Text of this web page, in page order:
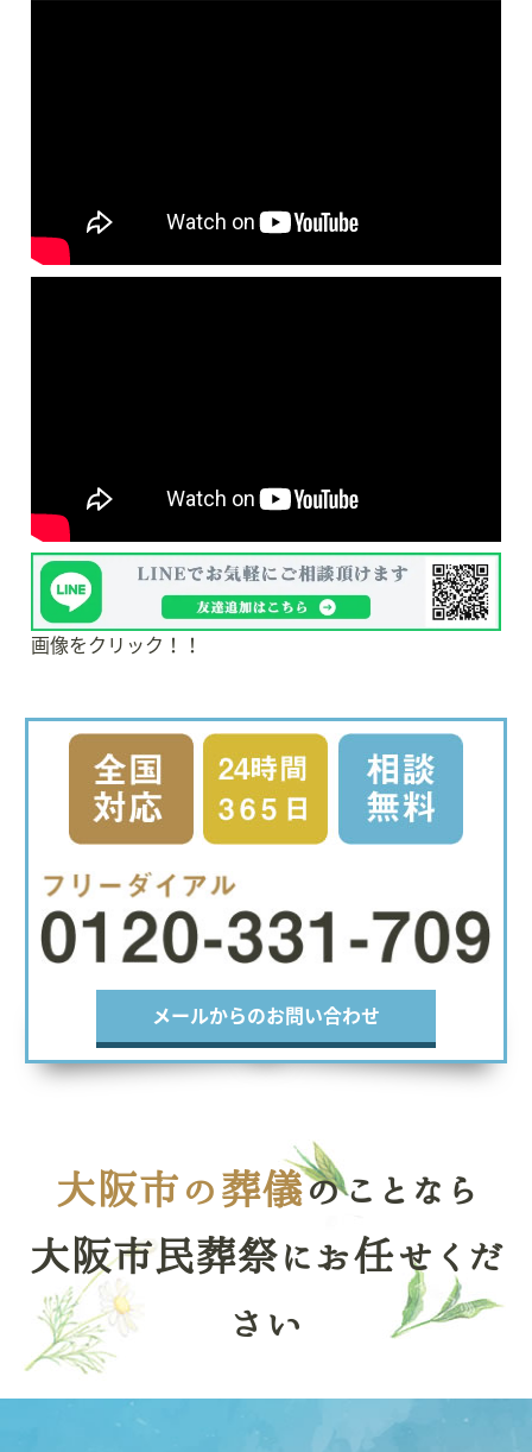
画像をクリック！！
メールからのお問い合わせ
大阪市の葬儀のことなら
大阪市民葬祭にお任せくだ
さい